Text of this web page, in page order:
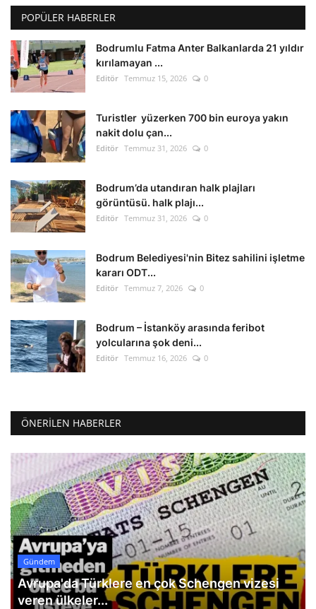
POPÜLER HABERLER
Bodrumlu Fatma Anter Balkanlarda 21 yıldır
kırılamayan ...
Editör Temmuz 15, 2026 0
Turistler yüzerken 700 bin euroya yakın
nakit dolu çan...
Editör Temmuz 31, 2026 0
Bodrum’da utandıran halk plajları
görüntüsü. halk plajı...
Editör Temmuz 31, 2026 0
Bodrum Belediyesi'nin Bitez sahilini işletme
kararı ODT...
Editör Temmuz 7, 2026 0
Bodrum – İstanköy arasında feribot
yolcularına şok deni...
Editör Temmuz 16, 2026 0
ÖNERILEN HABERLER
Gündem
Avrupa'da Türklere en çok Schengen vizesi
veren ülkeler...